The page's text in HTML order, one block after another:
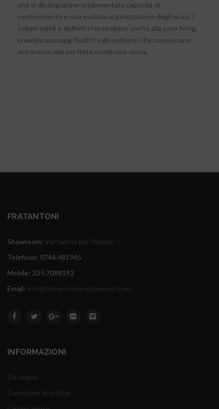
che si distingue per un’aumentata capacità di
contenimento e una evoluta organizzazione degli spazi. I
volumi solidi e definiti si estendono anche alla zona living,
creando passaggi fluidi tra gli ambienti che comunicano
attraverso una perfetta continuità visiva.
FRATANTONI
Showroom: Via Salaria per l'Aquila, 1
Telefono: 0746.481965
Mobile: 335.7088192
Email: info@fratantoniarredamenti.com
INFORMAZIONI
Chi siamo
Condizioni di utilizzo